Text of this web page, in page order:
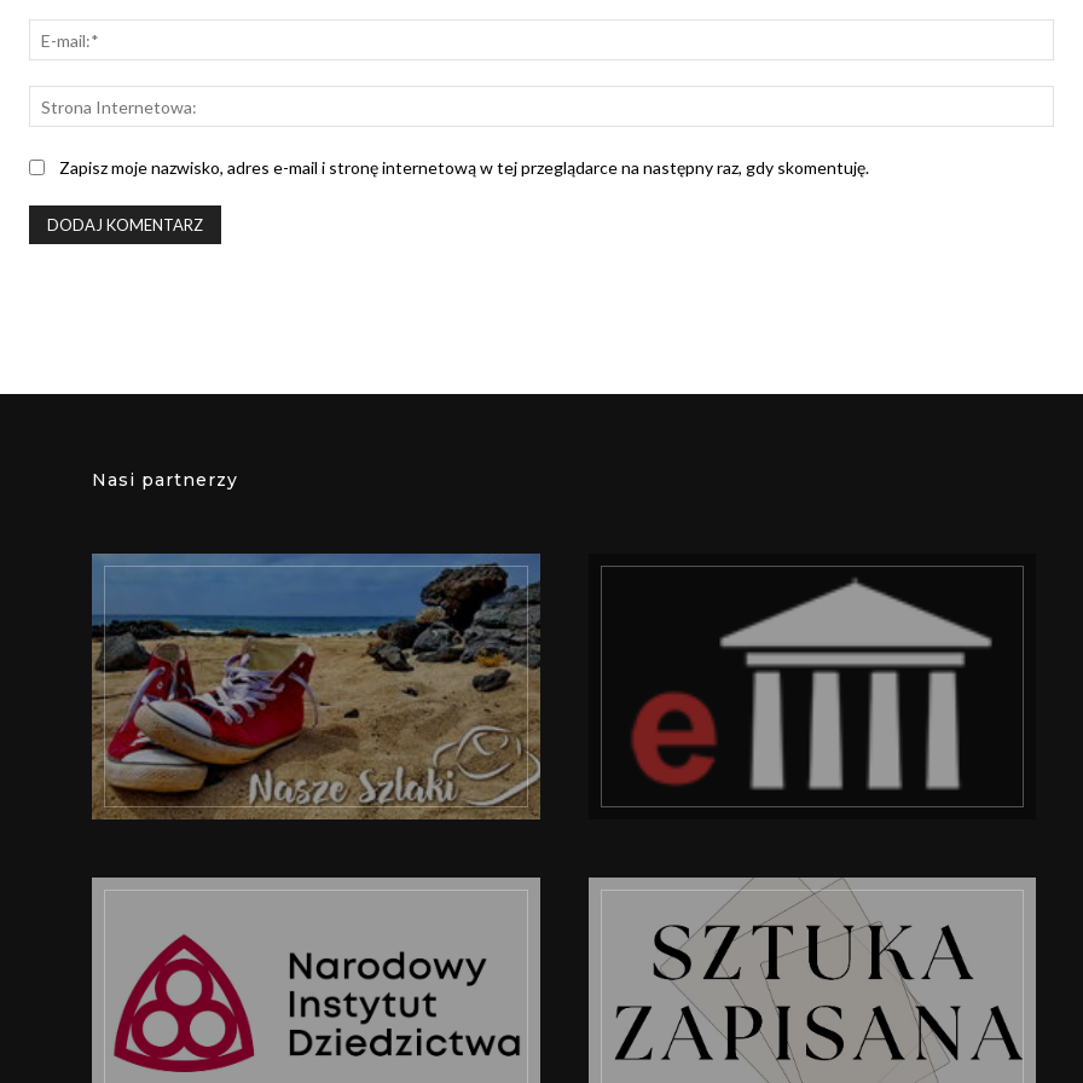
Zapisz moje nazwisko, adres e-mail i stronę internetową w tej przeglądarce na następny raz, gdy skomentuję.
Nasi partnerzy